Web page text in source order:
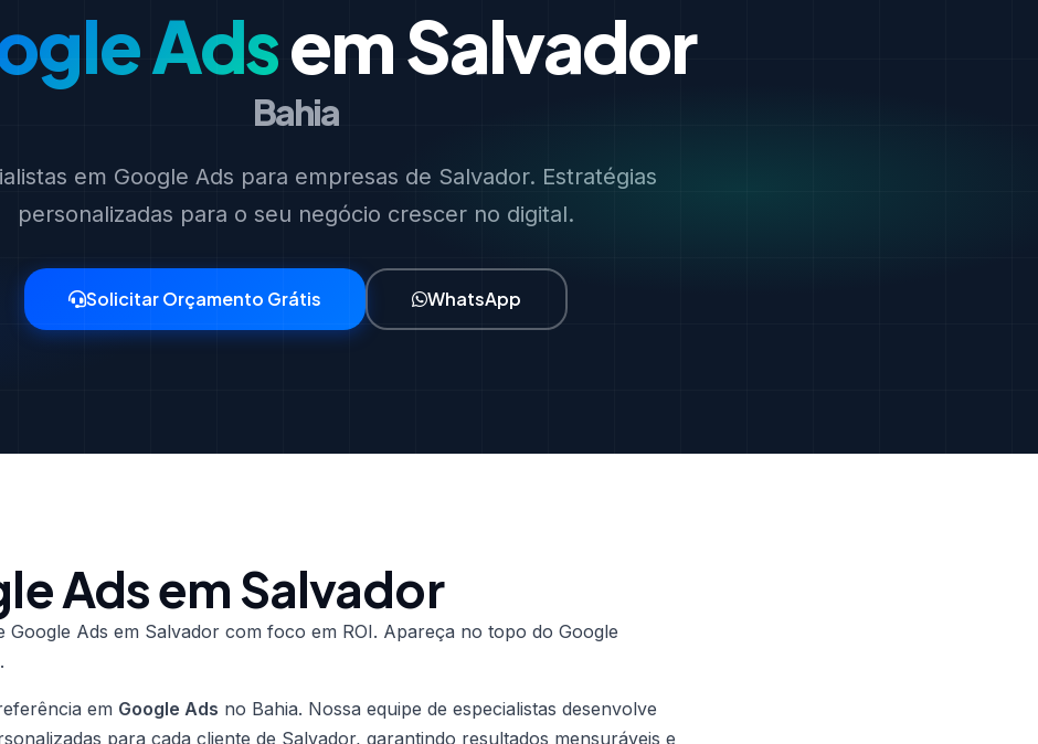
Adsem Salvador
Bahia
em Google Ads para empresas de Salvador. Estratégias
personalizadas para o seu negócio crescer no digital.
Solicitar Orçamento Grátis WhatsApp
Ads em Salvador
Google Ads em Salvador com foco em ROI. Apareça no topo do Google
em Google Ads no Bahia. Nossa equipe de especialistas desenvolve
para cada cliente de Salvador, garantindo resultados mensuráveis e